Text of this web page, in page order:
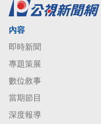
內容
即時新聞
專題策展
數位敘事
當期節目
深度報導